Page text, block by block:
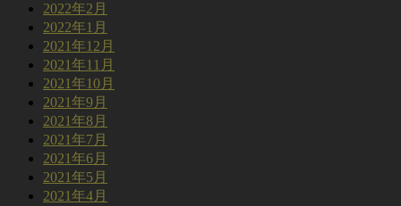
2022年2月
2022年1月
2021年12月
2021年11月
2021年10月
2021年9月
2021年8月
2021年7月
2021年6月
2021年5月
2021年4月